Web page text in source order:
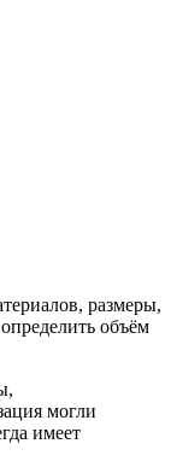
размеры,
объём
могли
имеет